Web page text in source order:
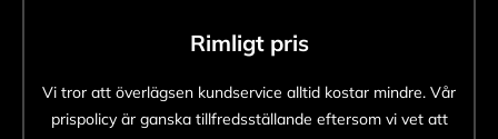
Rimligt pris
Vi tror att överlägsen kundservice alltid kostar mindre. Vår
prispolicy är ganska tillfredsställande eftersom vi vet att